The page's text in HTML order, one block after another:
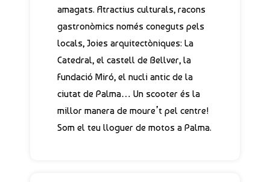
amagats. Atractius culturals, racons
gastronòmics només coneguts pels
locals, Joies arquitectòniques: La
Catedral, el castell de Bellver, la
Fundació Miró, el nucli antic de la
ciutat de Palma… Un scooter és la
millor manera de moure’t pel centre!
Som el teu lloguer de motos a Palma.